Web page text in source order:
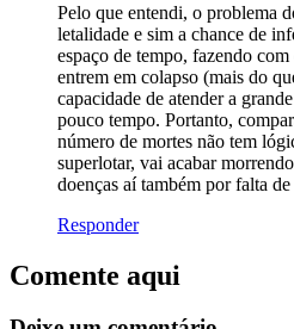
Pelo que entendi, o problema
letalidade e sim a chance de
espaço de tempo, fazendo com
entrem em colapso (mais do
capacidade de atender a
pouco tempo. Portanto,
número de mortes não tem
superlotar, vai acabar
doenças aí também por falta
Responder
Comente aqui